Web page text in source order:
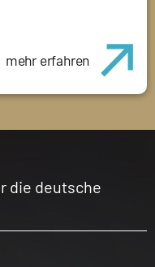
mehr erfahren
die deutsche